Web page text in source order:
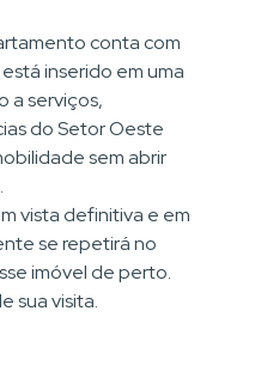
conta com
inserido em uma
a serviços,
do Setor Oeste
sem abrir
vista definitiva e em
se repetirá no
imóvel de perto.
sua visita.